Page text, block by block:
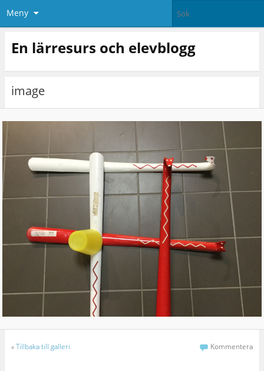
Meny
En lärresurs och elevblogg
image
«Tillbaka till galleri Kommentera